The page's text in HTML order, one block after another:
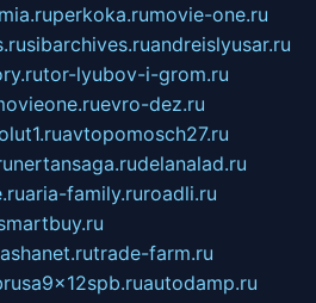
perkoka.rumovie-one.ru
sibarchives.ruandreislyusar.ru
tor-lyubov-i-grom.ru
evro-dez.ru
avtopomosch27.ru
nertansaga.rudelanalad.ru
aria-family.ruroadli.ru
ashanet.rutrade-farm.ru
autodamp.ru